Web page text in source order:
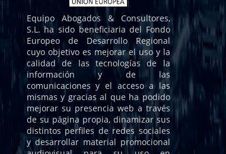
Equipo Abogados & Consultores,
S.L. ha sido beneficiaria del Fondo
Europeo de Desarrollo Regional
cuyo objetivo es mejorar el uso y la
calidad de las tecnologías de la
información y de las
comunicaciones y el acceso a las
mismas y gracias al que ha podido
mejorar su presencia web a través
de su página propia, dinamizar sus
distintos perfiles de redes sociales
y desarrollar material promocional